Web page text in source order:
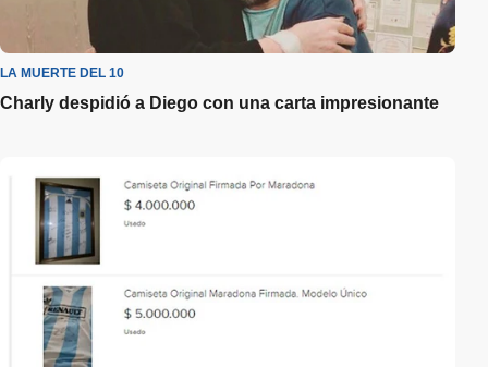
LA MUERTE DEL 10
Charly despidió a Diego con una carta impresionante